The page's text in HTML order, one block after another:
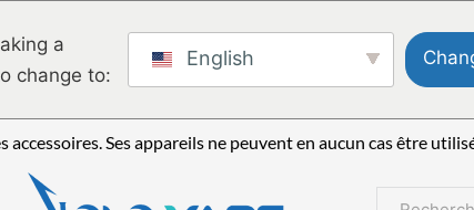
a
change to:
English
Ses appareils ne peuvent en aucun cas être